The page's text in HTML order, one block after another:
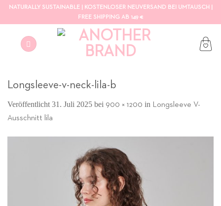
ZumNATURALLY SUSTAINABLE | KOSTENLOSER NEUVERSAND BEI UMTAUSCH |
FREE SHIPPING AB 149 €
Longsleeve-v-neck-lila-b
Veröffentlicht 31. Juli 2025 bei 900 × 1200 in Longsleeve V-
Ausschnitt lila